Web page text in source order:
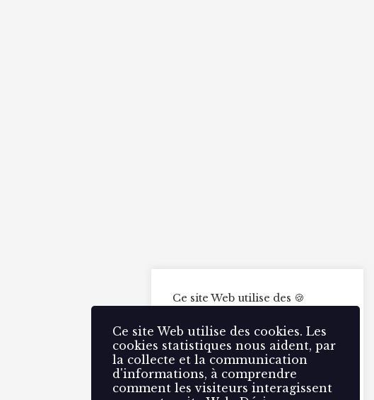
Ce site Web utilise des 🍪
statistiques nous aident, par la
collecte et la communication
d'informations, à comprendre
comment les visiteurs
interagissent avec notre site
Web.
Ce site Web utilise des cookies. Les
cookies statistiques nous aident, par
la collecte et la communication
d'informations, à comprendre
comment les visiteurs interagissent